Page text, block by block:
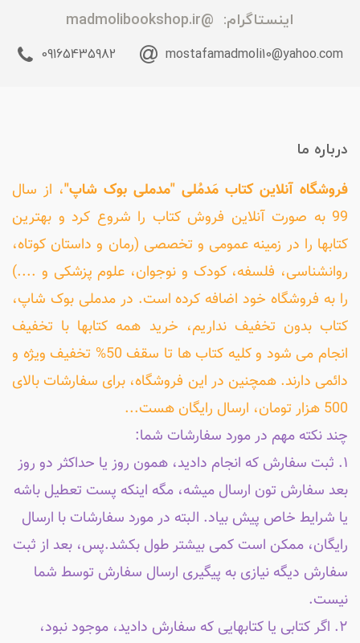
اینستاگرام: @madmolibookshop.ir
mostafamadmoli10@yahoo.com
09165435982
درباره ما
فروشگاه آنلاین کتاب مَدمُلی "مدملی بوک شاپ"، از سال
99 به صورت آنلاین فروش کتاب را شروع کرد و بهترین
کتابها را در زمینه عمومی و تخصصی (رمان و داستان کوتاه،
روانشناسی، فلسفه، کودک و نوجوان، علوم پزشکی و ....)
را به فروشگاه خود اضافه کرده است. در مدملی بوک شاپ،
کتاب بدون تخفیف نداریم، خرید همه کتابها با تخفیف
انجام می شود و کلیه کتاب ها تا سقف 50% تخفیف ویژه و
دائمی دارند. همچنین در این فروشگاه، برای سفارشات بالای
500 هزار تومان، ارسال رایگان هست...
چند نکته مهم در مورد سفارشات شما:
۱. ثبت سفارش که انجام دادید، همون روز یا حداکثر دو روز
بعد سفارش تون ارسال میشه، مگه اینکه پست تعطیل باشه
یا شرایط خاص پیش بیاد. البته در مورد سفارشات با ارسال
رایگان، ممکن است کمی بیشتر طول بکشد.پس، بعد از ثبت
سفارش دیگه نیازی به پیگیری ارسال سفارش توسط شما
نیست.
۲. اگر کتابی یا کتابهایی که سفارش دادید، موجود نبود،